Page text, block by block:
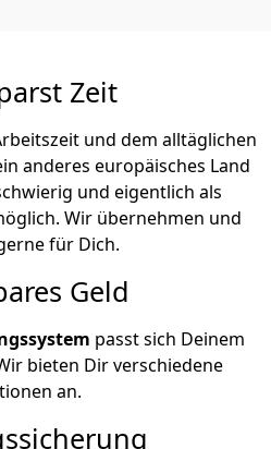
Zeit
und dem alltäglichen
anderes europäisches Land
und eigentlich als
Wir übernehmen und
für Dich.
Geld
passt sich Deinem
bieten Dir verschiedene
an.